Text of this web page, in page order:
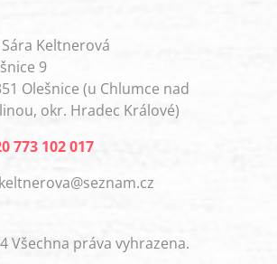
Keltnerová
9
Olešnice (u Chlumce nad
okr. Hradec Králové)
773 102 017
erova@seznam.cz
Všechna práva vyhrazena.